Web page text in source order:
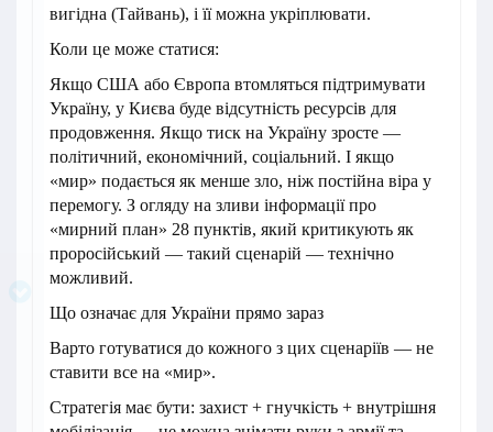
вигідна (Тайвань), і її можна укріплювати.
Коли це може статися:
Якщо США або Європа втомляться підтримувати
Україну, у Києва буде відсутність ресурсів для
продовження. Якщо тиск на Україну зросте —
політичний, економічний, соціальний. І якщо
«мир» подається як менше зло, ніж постійна віра у
перемогу. З огляду на зливи інформації про
«мирний план» 28 пунктів, який критикують як
проросійський — такий сценарій — технічно
можливий.
Що означає для України прямо зараз
Варто готуватися до кожного з цих сценаріїв — не
ставити все на «мир».
Стратегія має бути: захист + гнучкість + внутрішня